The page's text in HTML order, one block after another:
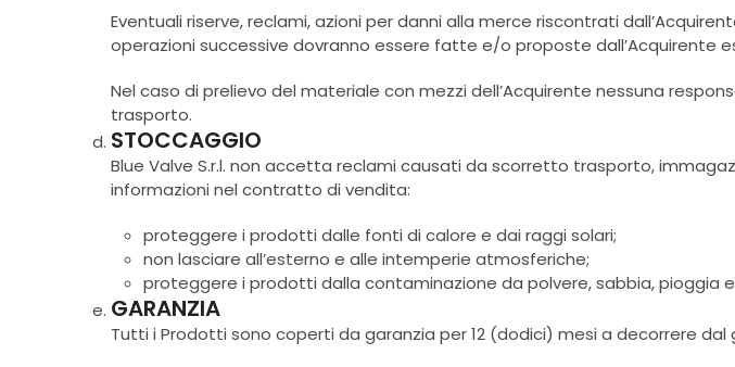
Eventuali riserve, reclami, azioni per danni alla merce riscontrati
operazioni successive dovranno essere fatte e/o proposte dall’Acquirente
Nel caso di prelievo del materiale con mezzi dell’Acquirente nessuna
trasporto.
STOCCAGGIO
Blue Valve S.r.l. non accetta reclami causati da scorretto trasporto,
informazioni nel contratto di vendita:
proteggere i prodotti dalle fonti di calore e dai raggi solari;
non lasciare all’esterno e alle intemperie atmosferiche;
proteggere i prodotti dalla contaminazione da polvere, sabbia, pioggia
GARANZIA
Tutti i Prodotti sono coperti da garanzia per 12 (dodici) mesi a decorrere dal